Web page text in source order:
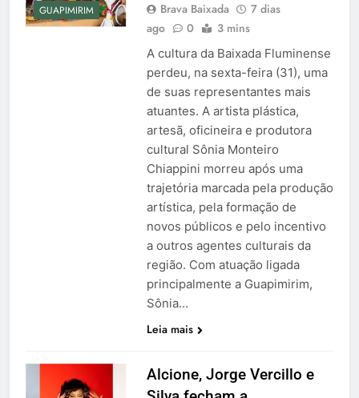
GUAPIMIRIM
Brava Baixada
7 dias
ago
0 3 mins
A cultura da Baixada Fluminense
perdeu, na sexta-feira (31), uma
de suas representantes mais
atuantes. A artista plástica,
artesã, oficineira e produtora
cultural Sônia Monteiro
Chiappini morreu após uma
trajetória marcada pela produção
artística, pela formação de
novos públicos e pelo incentivo
a outros agentes culturais da
região. Com atuação ligada
principalmente a Guapimirim,
Sônia…
Leia mais
Alcione, Jorge Vercillo e